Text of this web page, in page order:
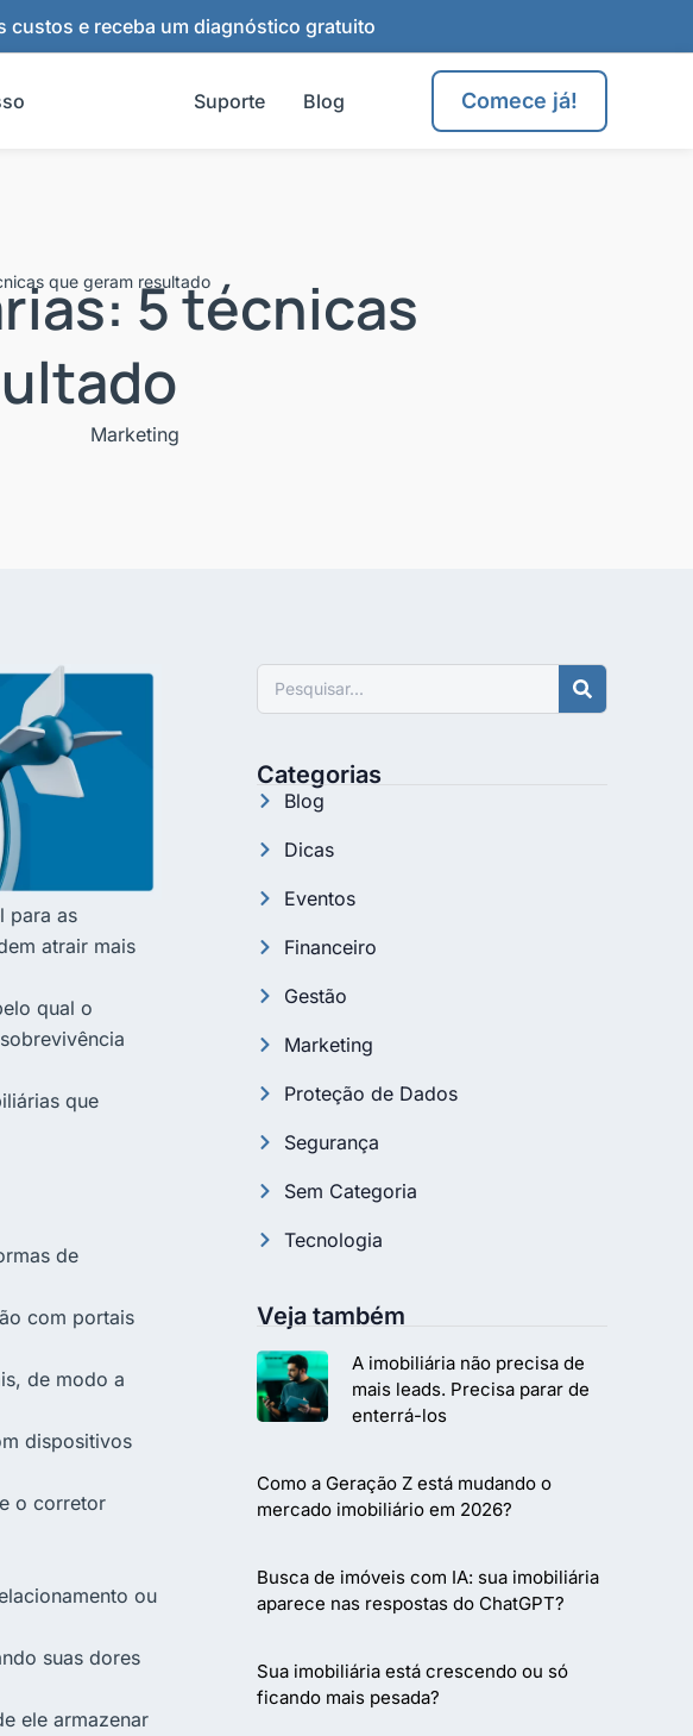
custos e receba um diagnóstico gratuito
Suporte Blog Comece já!
que geram resultado5 técnicas
Marketing
para as
atrair mais
qual o
que
de
com portais
de modo a
dispositivos
o corretor
ou
suas dores
ele armazenar
Pesquisar
Categorias
Blog
Dicas
Eventos
Financeiro
Gestão
Marketing
Proteção de Dados
Segurança
Sem Categoria
Tecnologia
Veja também
A imobiliária não precisa de
mais leads. Precisa parar de
enterrá-los
Como a Geração Z está mudando o
mercado imobiliário em 2026?
Busca de imóveis com IA: sua imobiliária
aparece nas respostas do ChatGPT?
Sua imobiliária está crescendo ou só
ficando mais pesada?